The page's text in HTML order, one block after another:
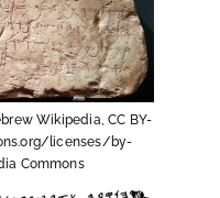
Wikipedia, CC BY-
licenses/by-
Commons